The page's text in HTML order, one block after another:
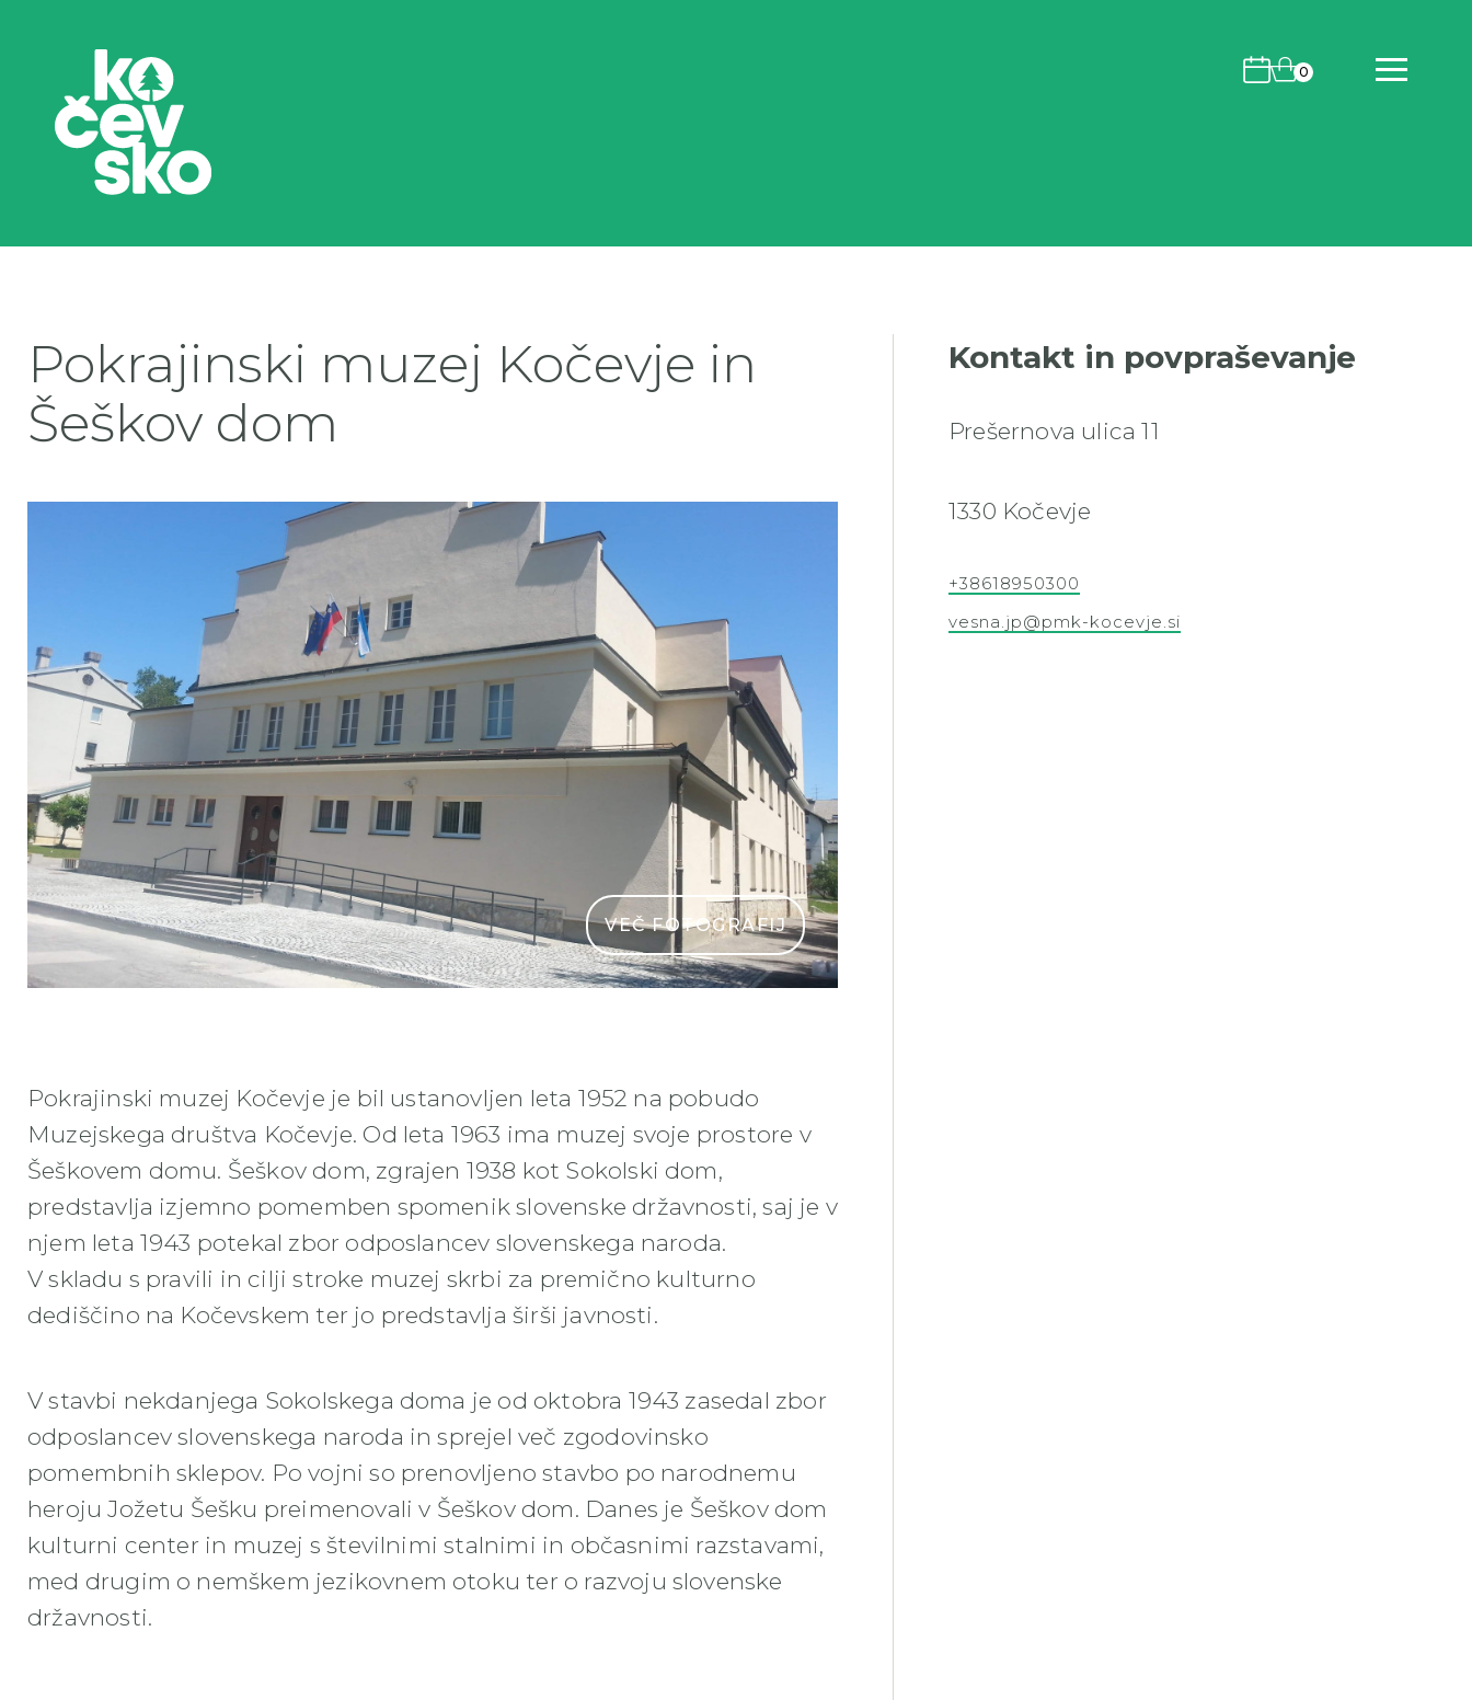
Koledar dogodkov
0
Košarica
Pokrajinski muzej Kočevje in
Šeškov dom
VEČ FOTOGRAFIJ
POKRAJINSKI MUZEJ KOCEVJE IN SESKOV DOM
Pokrajinski muzej Kočevje je bil ustanovljen leta 1952 na pobudo
Muzejskega društva Kočevje. Od leta 1963 ima muzej svoje prostore v
Šeškovem domu. Šeškov dom, zgrajen 1938 kot Sokolski dom,
predstavlja izjemno pomemben spomenik slovenske državnosti, saj je v
njem leta 1943 potekal zbor odposlancev slovenskega naroda.
V skladu s pravili in cilji stroke muzej skrbi za premično kulturno
dediščino na Kočevskem ter jo predstavlja širši javnosti.
V stavbi nekdanjega Sokolskega doma je od oktobra 1943 zasedal zbor
odposlancev slovenskega naroda in sprejel več zgodovinsko
pomembnih sklepov. Po vojni so prenovljeno stavbo po narodnemu
heroju Jožetu Šešku preimenovali v Šeškov dom. Danes je Šeškov dom
kulturni center in muzej s številnimi stalnimi in občasnimi razstavami,
med drugim o nemškem jezikovnem otoku ter o razvoju slovenske
državnosti.
Kontakt in povpraševanje
Prešernova ulica 11
1330 Kočevje
+38618950300
vesna.jp@pmk-kocevje.si